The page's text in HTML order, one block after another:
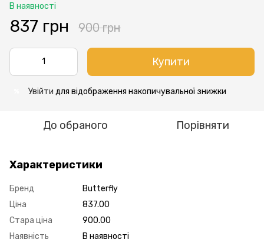
В наявності
837 грн 900 грн
Купити
Увійти для відображення накопичувальної знижки
До обраного Порівняти
Характеристики
Бренд
Butterfly
Ціна
837.00
Стара ціна
900.00
Наявність
В наявності